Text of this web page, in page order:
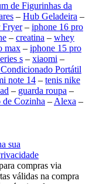
de Figurinhas da
– Hub Geladeira –
– iphone 16 pro
– creatina – whey
max – iphone 15 pro
s – xiaomi –
Portátil
note 14 – tenis nike
– guarda roupa –
Cozinha – Alexa –
sua
compras via
válidas na compra